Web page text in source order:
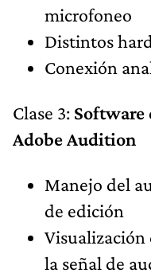
microfoneo
Distintos
Conexión
Clase 3: Software
Adobe Audition
Manejo del
de edición
Visualización
la señal de